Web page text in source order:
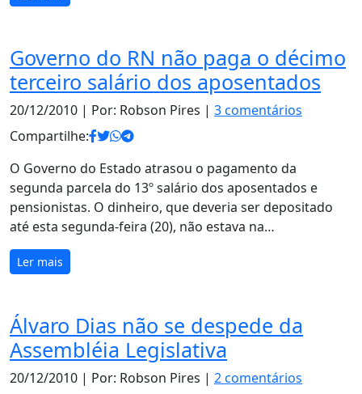
Governo do RN não paga o décimo
terceiro salário dos aposentados
20/12/2010 | Por: Robson Pires | 3 comentários
Compartilhe:
O Governo do Estado atrasou o pagamento da
segunda parcela do 13º salário dos aposentados e
pensionistas. O dinheiro, que deveria ser depositado
até esta segunda-feira (20), não estava na…
Ler mais
Álvaro Dias não se despede da
Assembléia Legislativa
20/12/2010 | Por: Robson Pires | 2 comentários